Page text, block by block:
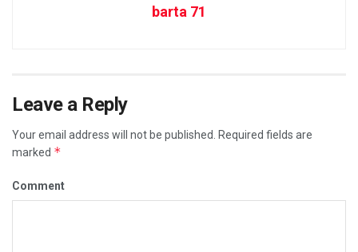
barta 71
Leave a Reply
Your email address will not be published.
Required fields are
marked *
Comment